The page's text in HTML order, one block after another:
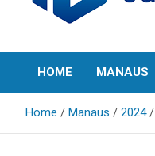
Portal
HOME MANAUS
Home Manaus 2024